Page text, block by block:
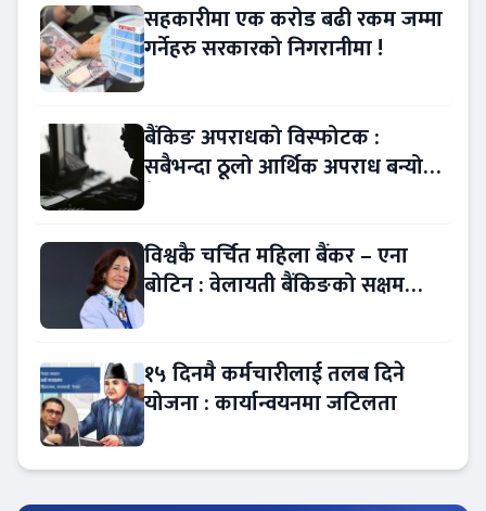
सहकारीमा एक करोड बढी रकम जम्मा
गर्नेहरु सरकारको निगरानीमा !
बैंकिङ अपराधको विस्फोटक :
सबैभन्दा ठूलो आर्थिक अपराध बन्यो
विश्वकै चर्चित महिला बैंकर – एना
बोटिन : वेलायती बैंकिङको सक्षम
१५ दिनमै कर्मचारीलाई तलब दिने
योजना : कार्यान्वयनमा जटिलता